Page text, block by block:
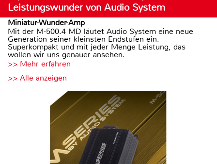
Leistungswunder von Audio System
Miniatur-Wunder-Amp
Mit der M-500.4 MD läutet Audio System eine neue
Generation seiner kleinsten Endstufen ein.
Superkompakt und mit jeder Menge Leistung, das
wollen wir uns genauer ansehen.
>> Mehr erfahren
>> Alle anzeigen